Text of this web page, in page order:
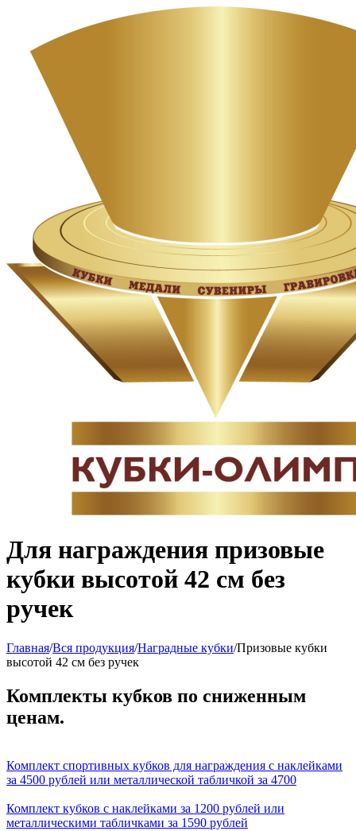
Для награждения призовые
кубки высотой 42 см без
ручек
Главная/Вся продукция/Наградные кубки/Призовые кубки
высотой 42 см без ручек
Комплекты кубков по сниженным
ценам.
Комплект спортивных кубков для награждения с наклейками
за 4500 рублей или металлической табличкой за 4700
Комплект кубков с наклейками за 1200 рублей или
металлическими табличками за 1590 рублей